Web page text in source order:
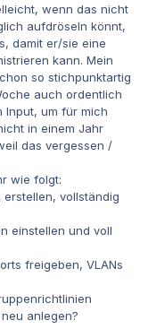
wenn das nicht
aufdröseln könnt,
damit er/sie eine
kann. Mein
so stichpunktartig
auch ordentlich
Input, um für mich
in einem Jahr
das vergessen /
wie folgt:
vollständig
einstellen und voll
freigeben, VLANs
anlegen?